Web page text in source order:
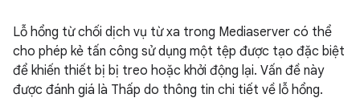
Lỗ hổng từ chối dịch vụ từ xa trong Mediaserver có thể
cho phép kẻ tấn công sử dụng một tệp được tạo đặc biệt
để khiến thiết bị bị treo hoặc khởi động lại. Vấn đề này
được đánh giá là Thấp do thông tin chi tiết về lỗ hổng.